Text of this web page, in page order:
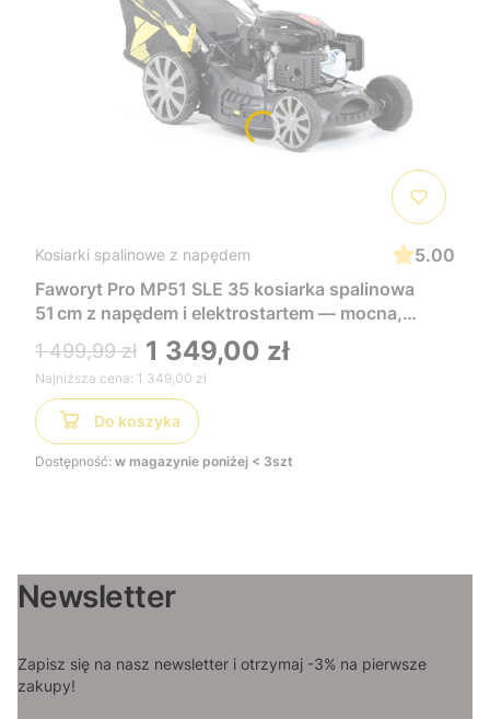
Kosiarki spalinowe z napędem
5.00
Faworyt Pro MP51 SLE 35 kosiarka spalinowa
51 cm z napędem i elektrostartem — mocna,
wygodna i łatwa w uruchomieniu, idealna do
dużych trawników
1 499,99 zł 1 349,00 zł
Najniższa cena: 1 349,00 zł
Do koszyka
Dostępność: w magazynie poniżej < 3szt
Newsletter
Zapisz się na nasz newsletter i otrzymaj -3% na pierwsze
zakupy!